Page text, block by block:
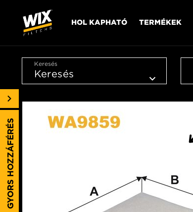
HOL KAPHATÓ TERMÉKEK
Keresés
GYORS HOZZÁFÉRÉS